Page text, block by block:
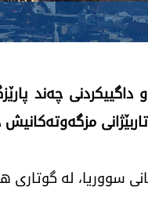
چەند
مزگەوتەکانیش
گوتاربێژانی مزگەوتەکانی سووریا،